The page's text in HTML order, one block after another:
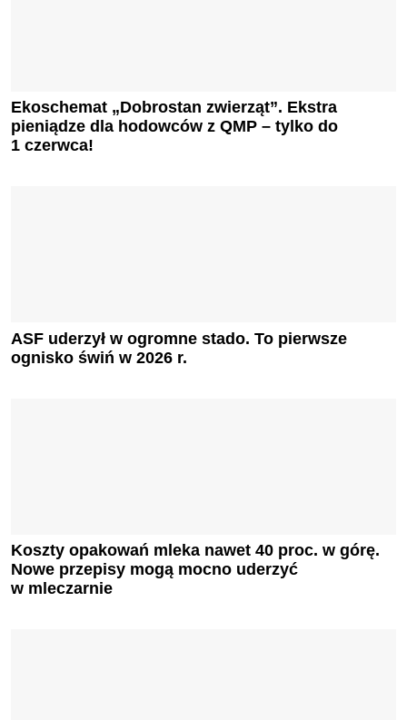
Ekoschemat „Dobrostan zwierząt”. Ekstra
pieniądze dla hodowców z QMP – tylko do
1 czerwca!
ASF uderzył w ogromne stado. To pierwsze
ognisko świń w 2026 r.
Koszty opakowań mleka nawet 40 proc. w górę.
Nowe przepisy mogą mocno uderzyć
w mleczarnie